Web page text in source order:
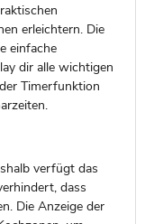
erleichtern. Die
einfache
dir alle wichtigen
Timerfunktion
verfügt das
dass
Die Anzeige der